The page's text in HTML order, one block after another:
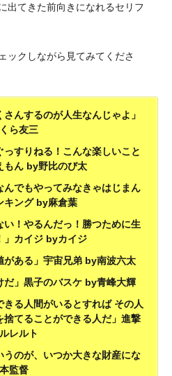
出てきた前向きになれるセリフ
ックしながら見てみてくださ
さんするのが人生なんじゃよ」
ら友三
っすりねる！こんな楽しいこと
もん by野比のび太
んでもやってみなきゃはじまん
キング by麻倉葉
い！やるんだっ！勝つために生
」カイジ byカイジ
がある」宇宙兄弟 by南波六太
だ」黒子のバスケ by青峰大輝
きる人間がいるとすれば その人
てることができる人だ」進撃
レルト
うのが、いつか大きな財産にな
監督